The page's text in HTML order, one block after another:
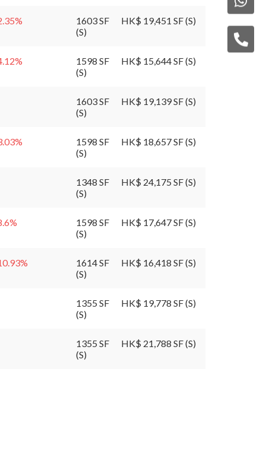
%
1603 SF
(S)
HK$ 19,451 SF (S)
%
1598 SF
(S)
HK$ 15,644 SF (S)
1603 SF
(S)
HK$ 19,139 SF (S)
%
1598 SF
(S)
HK$ 18,657 SF (S)
1348 SF
(S)
HK$ 24,175 SF (S)
%
1598 SF
(S)
HK$ 17,647 SF (S)
%
1614 SF
(S)
HK$ 16,418 SF (S)
1355 SF
(S)
HK$ 19,778 SF (S)
1355 SF
(S)
HK$ 21,788 SF (S)